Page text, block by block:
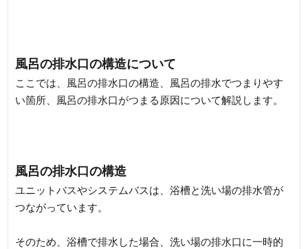
風呂の排水口の構造について
ここでは、風呂の排水口の構造、風呂の排水でつまりやす
い箇所、風呂の排水口がつまる原因について解説します。
風呂の排水口の構造
ユニットバスやシステムバスは、浴槽と洗い場の排水管が
つながっています。
そのため、浴槽で排水した場合、洗い場の排水口に一時的